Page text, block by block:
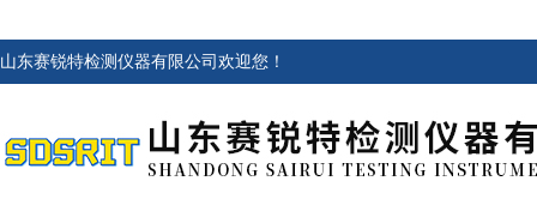
山东赛锐特检测仪器有限公司欢迎您！